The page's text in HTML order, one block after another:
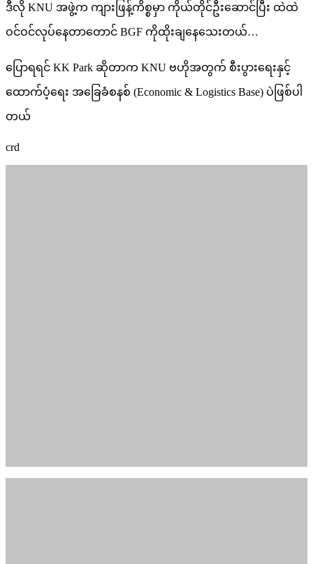
ဒီလို KNU အဖွဲ့က ကျားဖြန့်ကိစ္စမှာ ကိုယ်တိုင်ဦးဆောင်ပြီး ထဲထဲ
ဝင်ဝင်လုပ်နေတာတောင် BGF ကိုထိုးချနေသေးတယ်…
ပြောရရင် KK Park ဆိုတာက KNU ဗဟိုအတွက် စီးပွားရေးနှင့်
ထောက်ပံ့ရေး အခြေခံစနစ် (Economic & Logistics Base) ပဲဖြစ်ပါ
တယ်
crd